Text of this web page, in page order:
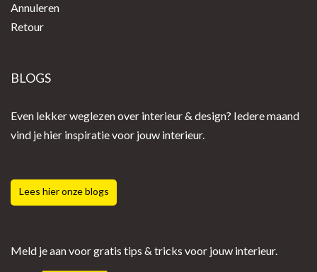
Annuleren
Retour
BLOGS
Even lekker weglezen over interieur & design? Iedere maand
vind je hier inspiratie voor jouw interieur.
Lees hier onze blogs
Meld je aan voor gratis tips & tricks voor jouw interieur.